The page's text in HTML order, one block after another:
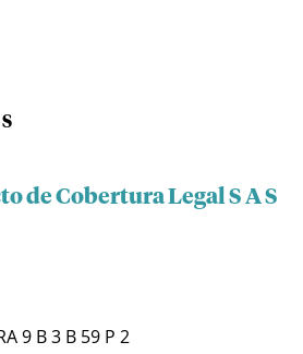
de Cobertura Legal S A S
9 B 3 B 59 P 2